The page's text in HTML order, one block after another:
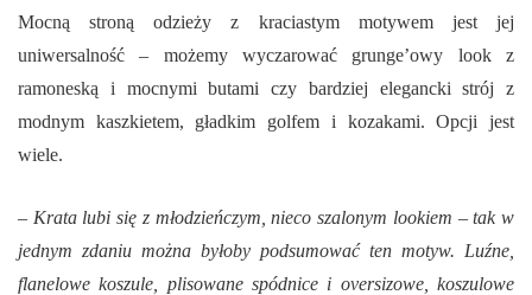
Mocną stroną odzieży z kraciastym motywem jest jej
uniwersalność – możemy wyczarować grunge’owy look z
ramoneską i mocnymi butami czy bardziej elegancki strój z
modnym kaszkietem, gładkim golfem i kozakami. Opcji jest
wiele.
– Krata lubi się z młodzieńczym, nieco szalonym lookiem – tak w
jednym zdaniu można byłoby podsumować ten motyw. Luźne,
flanelowe koszule, plisowane spódnice i oversizowe, koszulowe